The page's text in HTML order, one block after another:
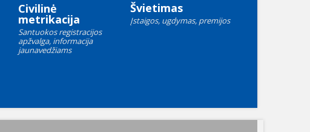
Civilinė
metrikacija
Santuokos registracijos
apžvalga, informacija
jaunavedžiams
Švietimas
Įstaigos, ugdymas, premijos